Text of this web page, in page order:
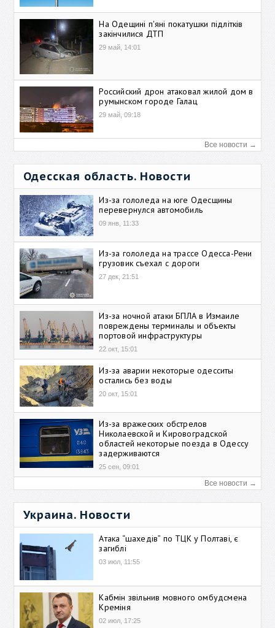
На Одещині п'яні покатушки підлітків
закінчилися ДТП
29 май, 14:01
Российский дрон атаковал жилой дом в
румынском городе Галац
29 май, 09:18
Все новости →
Одесская область. Новости
Из-за гололеда на юге Одесщины
перевернулся автомобиль
09 янв, 11:33
Из-за гололеда на трассе Одесса-Рени
грузовик съехал с дороги
27 дек, 21:51
Из-за ночной атаки БПЛА в Измаиле
повреждены терминалы и объекты
портовой инфраструктуры
22 окт, 15:01
Из-за аварии некоторые одесситы
остались без воды
20 окт, 15:01
Из-за вражеских обстрелов
Николаевской и Кировоградской
областей некоторые поезда в Одессу
задерживаются
25 сен, 09:01
Все новости →
Украина. Новости
Атака “шахедів” по ТЦК у Полтаві, є
загиблі
03 июл, 11:55
Кабмін звільнив мовного омбудсмена
Креміня
02 июл, 17:25